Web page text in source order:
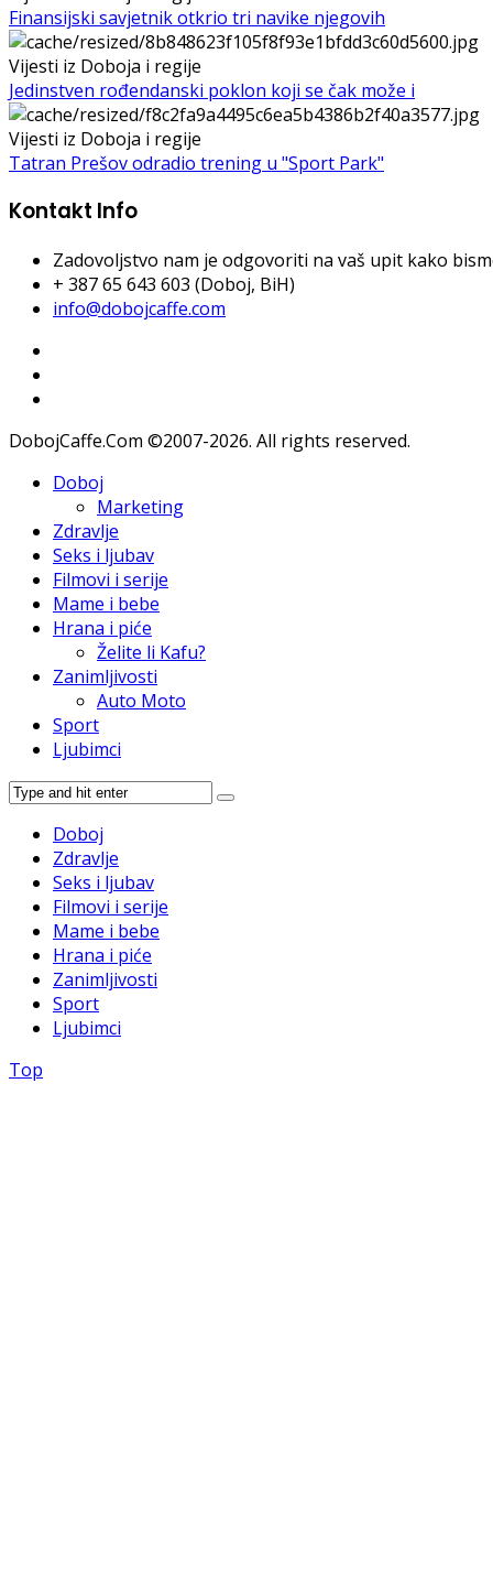
Finansijski savjetnik otkrio tri navike njegovih
Vijesti iz Doboja i regije
Jedinstven rođendanski poklon koji se čak može i
Vijesti iz Doboja i regije
Tatran Prešov odradio trening u "Sport Park"
Kontakt Info
Zadovoljstvo nam je odgovoriti na vaš upit kako
+ 387 65 643 603 (Doboj, BiH)
info@dobojcaffe.com
DobojCaffe.Com ©2007-2026. All rights reserved.
Doboj
Marketing
Zdravlje
Seks i ljubav
Filmovi i serije
Mame i bebe
Hrana i piće
Želite li Kafu?
Zanimljivosti
Auto Moto
Sport
Ljubimci
Doboj
Zdravlje
Seks i ljubav
Filmovi i serije
Mame i bebe
Hrana i piće
Zanimljivosti
Sport
Ljubimci
Top